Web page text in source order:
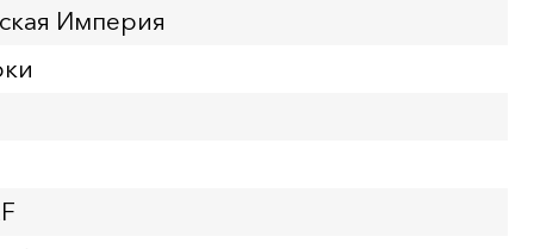
Империя